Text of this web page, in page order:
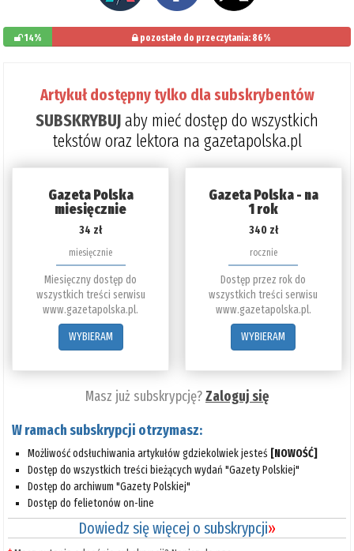
14% pozostało do przeczytania: 86%
Artykuł dostępny tylko dla subskrybentów
SUBSKRYBUJaby mieć dostęp do wszystkich
tekstów oraz lektora na gazetapolska.pl
Gazeta Polska
miesięcznie
34 zł
miesięcznie
Miesięczny dostęp do
wszystkich treści serwisu
www.gazetapolska.pl.
WYBIERAM
Gazeta Polska - na
1 rok
340 zł
rocznie
Dostęp przez rok do
wszystkich treści serwisu
www.gazetapolska.pl.
WYBIERAM
Masz już subskrypcję?Zaloguj się
W ramach subskrypcji otrzymasz:
Możliwość odsłuchiwania artykułów gdziekolwiek jesteś [NOWOŚĆ]
Dostęp do wszystkich treści bieżących wydań "Gazety Polskiej"
Dostęp do archiwum "Gazety Polskiej"
Dostęp do felietonów on-line
Dowiedz się więcej o subskrypcji»